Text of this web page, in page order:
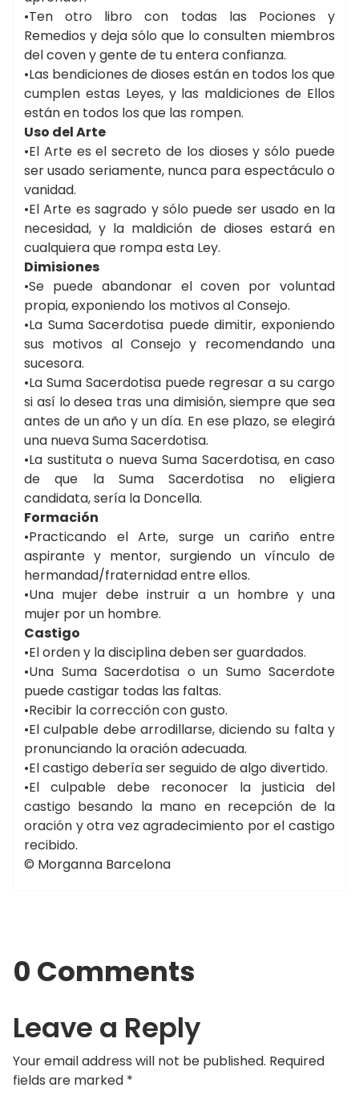
•Ten otro libro con todas las Pociones y
Remedios y deja sólo que lo consulten miembros
del coven y gente de tu entera confianza.
•Las bendiciones de dioses están en todos los que
cumplen estas Leyes, y las maldiciones de Ellos
están en todos los que las rompen.
Uso del Arte
•El Arte es el secreto de los dioses y sólo puede
ser usado seriamente, nunca para espectáculo o
vanidad.
•El Arte es sagrado y sólo puede ser usado en la
necesidad, y la maldición de dioses estará en
cualquiera que rompa esta Ley.
Dimisiones
•Se puede abandonar el coven por voluntad
propia, exponiendo los motivos al Consejo.
•La Suma Sacerdotisa puede dimitir, exponiendo
sus motivos al Consejo y recomendando una
sucesora.
•La Suma Sacerdotisa puede regresar a su cargo
si así lo desea tras una dimisión, siempre que sea
antes de un año y un día. En ese plazo, se elegirá
una nueva Suma Sacerdotisa.
•La sustituta o nueva Suma Sacerdotisa, en caso
de que la Suma Sacerdotisa no eligiera
candidata, sería la Doncella.
Formación
•Practicando el Arte, surge un cariño entre
aspirante y mentor, surgiendo un vínculo de
hermandad/fraternidad entre ellos.
•Una mujer debe instruir a un hombre y una
mujer por un hombre.
Castigo
•El orden y la disciplina deben ser guardados.
•Una Suma Sacerdotisa o un Sumo Sacerdote
puede castigar todas las faltas.
•Recibir la corrección con gusto.
•El culpable debe arrodillarse, diciendo su falta y
pronunciando la oración adecuada.
•El castigo debería ser seguido de algo divertido.
•El culpable debe reconocer la justicia del
castigo besando la mano en recepción de la
oración y otra vez agradecimiento por el castigo
recibido.
© Morganna Barcelona
0 Comments
Leave a Reply
Your email address will not be published. Required
fields are marked *